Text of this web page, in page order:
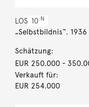
LOS 10 N
„Selbstbildnis“. 1936
Schätzung:
EUR 250.000-
Verkauft für:
EUR 254.000